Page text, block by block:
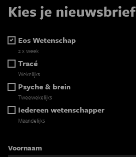
Kies je nieuwsbrief
Eos Wetenschap
2 x week
Tracé
Wekelijks
Psyche & brein
Tweewekelijks
Iedereen wetenschapper
Maandelijks
Voornaam